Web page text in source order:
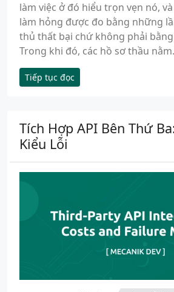
làm việc ở đó hiểu trọn vẹn nó,
làm hỏng được đo bằng những
thủ thất bại chứ không phải
Trong khi đó, các hồ sơ thầu
Tiếp tục đọc
Tích Hợp API Bên Thứ
Kiểu Lỗi